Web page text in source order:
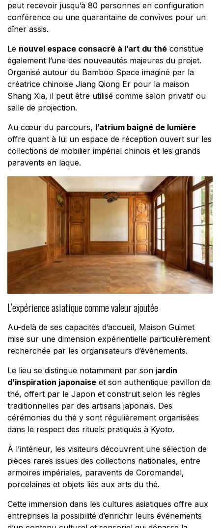
peut recevoir jusqu’à 80 personnes en configuration
conférence ou une quarantaine de convives pour un
dîner assis.
Le nouvel espace consacré à l’art du théconstitue
également l’une des nouveautés majeures du projet.
Organisé autour du Bamboo Space imaginé par la
créatrice chinoise Jiang Qiong Er pour la maison
Shang Xia, il peut être utilisé comme salon privatif ou
salle de projection.
Au cœur du parcours, l’atrium baigné de lumière
offre quant à lui un espace de réception ouvert sur les
collections de mobilier impérial chinois et les grands
paravents en laque.
L’expérience asiatique comme valeur ajoutée
Au-delà de ses capacités d’accueil, Maison Guimet
mise sur une dimension expérientielle particulièrement
recherchée par les organisateurs d’événements.
Le lieu se distingue notamment par son jardin
d’inspiration japonaiseet son authentique pavillon de
thé, offert par le Japon et construit selon les règles
traditionnelles par des artisans japonais. Des
cérémonies du thé y sont régulièrement organisées
dans le respect des rituels pratiqués à Kyoto.
À l’intérieur, les visiteurs découvrent une sélection de
pièces rares issues des collections nationales, entre
armoires impériales, paravents de Coromandel,
porcelaines et objets liés aux arts du thé.
Cette immersion dans les cultures asiatiques offre aux
entreprises la possibilité d’enrichir leurs événements